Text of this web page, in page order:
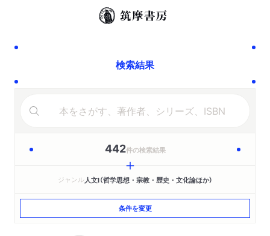
検索結果
442件の検索結果
ジャンル人文Ⅰ（哲学思想・宗教・歴史・文化論ほか）
条件を変更